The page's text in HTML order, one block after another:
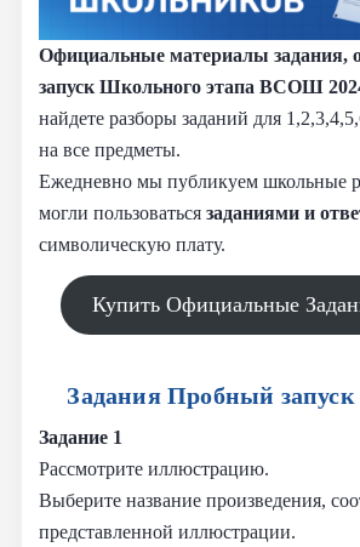
Официальные материалы задания,
запуск Школьного этапа ВСОШ
найдете разборы заданий для
на все предметы.
Ежедневно мы публикуем школьные
могли пользоваться заданиями и
символическую плату.
Купить Официальные
Задания Пробный
Задание 1
Рассмотрите иллюстрацию.
Выберите название произведения,
представленной иллюстрации.